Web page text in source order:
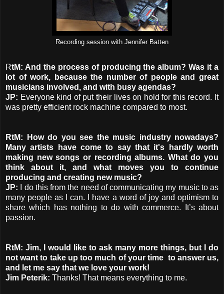
Recording session with Jennifer Batten
RtM: And the process of producing the album? Was it a
lot of work, because the number of people and great
musicians involved, and with busy agendas?
JP: Everyone kind of put their lives on hold for this record. It
was pretty efficient rock machine compared to most.
RtM: How do you see the music industry nowadays?
Many artists have come to say that it's hardly worth
making new songs or recording albums. What do you
think about it, and what moves you to continue
producing and creating new music?
JP:
I do this from the need of communicating my music to as
many people as I can. I have a word of joy and optimism to
share which has nothing to do with commerce. It’s about
passion.
RtM: Jim, I would like to ask many more things, but I do
not want to take up too much of your time to answer us,
and let me say that we love your work!
Jim Peterik: Thanks! That means everything to me.